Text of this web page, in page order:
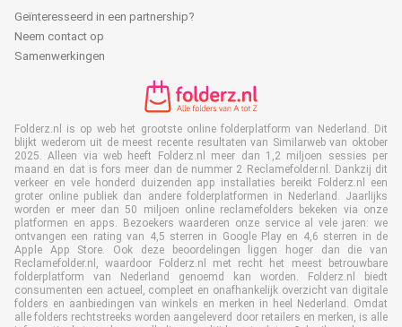
Geïnteresseerd in een partnership?
Neem contact op
Samenwerkingen
Folderz.nl is op web het grootste online folderplatform van Nederland. Dit
blijkt wederom uit de meest recente resultaten van Similarweb van oktober
2025. Alleen via web heeft Folderz.nl meer dan 1,2 miljoen sessies per
maand en dat is fors meer dan de nummer 2 Reclamefolder.nl. Dankzij dit
verkeer en vele honderd duizenden app installaties bereikt Folderz.nl een
groter online publiek dan andere folderplatformen in Nederland. Jaarlijks
worden er meer dan 50 miljoen online reclamefolders bekeken via onze
platformen en apps. Bezoekers waarderen onze service al vele jaren: we
ontvangen een rating van 4,5 sterren in Google Play en 4,6 sterren in de
Apple App Store. Ook deze beoordelingen liggen hoger dan die van
Reclamefolder.nl, waardoor Folderz.nl met recht het meest betrouwbare
folderplatform van Nederland genoemd kan worden. Folderz.nl biedt
consumenten een actueel, compleet en onafhankelijk overzicht van digitale
folders en aanbiedingen van winkels en merken in heel Nederland. Omdat
alle folders rechtstreeks worden aangeleverd door retailers en merken, is alle